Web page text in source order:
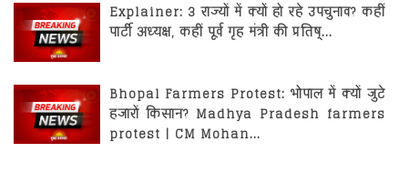
ग्वालियर
हरदा
होशंगाबाद
Explainer: 3 राज्यों में क्यों हो रहे उपचुनाव? कहीं
पार्टी अध्यक्ष, कहीं पूर्व गृह मंत्री की प्रतिष्...
Bhopal Farmers Protest: भोपाल में क्यों जुटे
हजारों किसान? Madhya Pradesh farmers
protest | CM Mohan...